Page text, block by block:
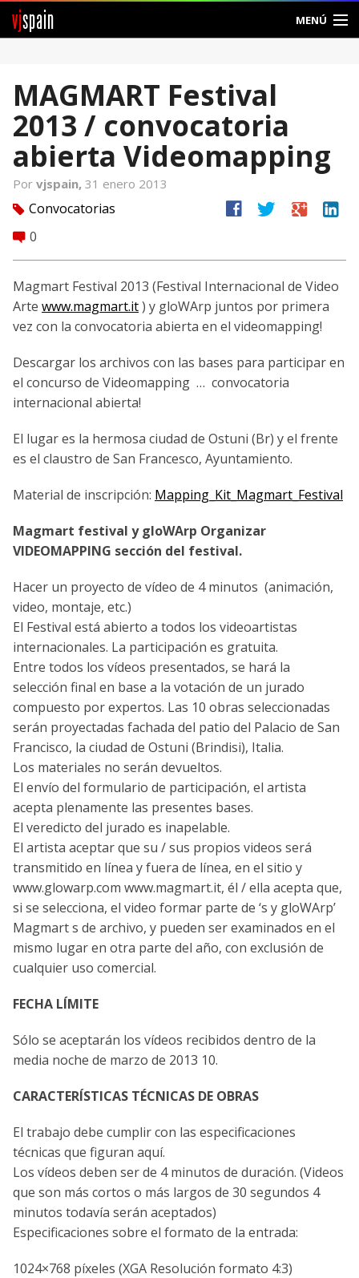
vjspain MENÚ
Foros
Noticias
Ayuda
Entrar
Crear Cuenta
MAGMART Festival
2013 / convocatoria
abierta Videomapping
Por vjspain, 31 enero 2013
tag Convocatorias
comment 0
facebook twitter google linkedin
Magmart Festival 2013 (Festival Internacional de Video
Arte www.magmart.it) y gloWArp juntos por primera
vez con la convocatoria abierta en el videomapping!
Descargar los archivos con las bases para participar en
el concurso de Videomapping … convocatoria
internacional abierta!
El lugar es la hermosa ciudad de Ostuni (Br) y el frente
es el claustro de San Francesco, Ayuntamiento.
Material de inscripción: Mapping_Kit_Magmart_Festival
Magmart festival y gloWArp Organizar
VIDEOMAPPING sección del festival.
Hacer un proyecto de vídeo de 4 minutos (animación,
video, montaje, etc.)
El Festival está abierto a todos los videoartistas
internacionales. La participación es gratuita.
Entre todos los vídeos presentados, se hará la
selección final en base a la votación de un jurado
compuesto por expertos. Las 10 obras seleccionadas
serán proyectadas fachada del patio del Palacio de San
Francisco, la ciudad de Ostuni (Brindisi), Italia.
Los materiales no serán devueltos.
El envío del formulario de participación, el artista
acepta plenamente las presentes bases.
El veredicto del jurado es inapelable.
El artista aceptar que su / sus propios videos será
transmitido en línea y fuera de línea, en el sitio y
www.glowarp.com www.magmart.it, él / ella acepta que,
si se selecciona, el video formar parte de ‘s y gloWArp’
Magmart s de archivo, y pueden ser examinados en el
mismo lugar en otra parte del año, con exclusión de
cualquier uso comercial.
FECHA LÍMITE
Sólo se aceptarán los vídeos recibidos dentro de la
media noche de marzo de 2013 10.
CARACTERÍSTICAS TÉCNICAS DE OBRAS
El trabajo debe cumplir con las especificaciones
técnicas que figuran aquí.
Los vídeos deben ser de 4 minutos de duración. (Videos
que son más cortos o más largos de 30 segundos 4
minutos todavía serán aceptados)
Especificaciones sobre el formato de la entrada:
1024×768 píxeles (XGA Resolución formato 4:3)